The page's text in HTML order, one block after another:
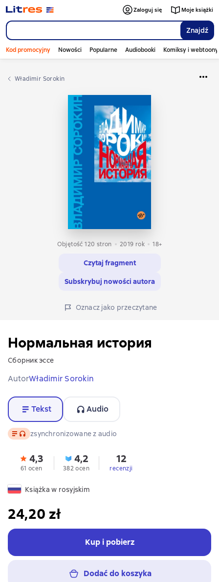
Znajdź
Zaloguj się Moje książki
Kod promocyjny Nowości Popularne Audiobooki Komiksy i webtoony
Władimir Sorokin
Objętość 120 stron 2019 rok 18+
Czytaj fragment
Subskrybuj nowości autora
Oznacz jako przeczytane
Нормальная история
Сборник эссе
AutorWładimir Sorokin
Tekst Audio
Tekst, format audio dostępny
zsynchronizowane z audio
4,3
61 ocen
4,2
382 ocen
12
recenzji
Książka w rosyjskim
24,20 zł
Kup i pobierz
Dodać do koszyka